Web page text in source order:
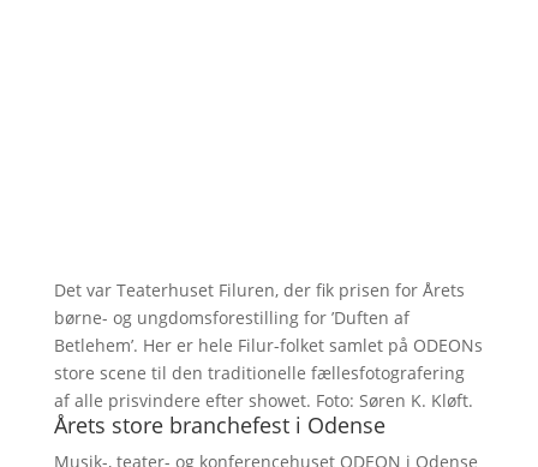
Det var Teaterhuset Filuren, der fik prisen for Årets
børne- og ungdomsforestilling for ’Duften af
Betlehem’. Her er hele Filur-folket samlet på ODEONs
store scene til den traditionelle fællesfotografering
af alle prisvindere efter showet. Foto: Søren K. Kløft.
Årets store branchefest i Odense
Musik-, teater- og konferencehuset ODEON i Odense